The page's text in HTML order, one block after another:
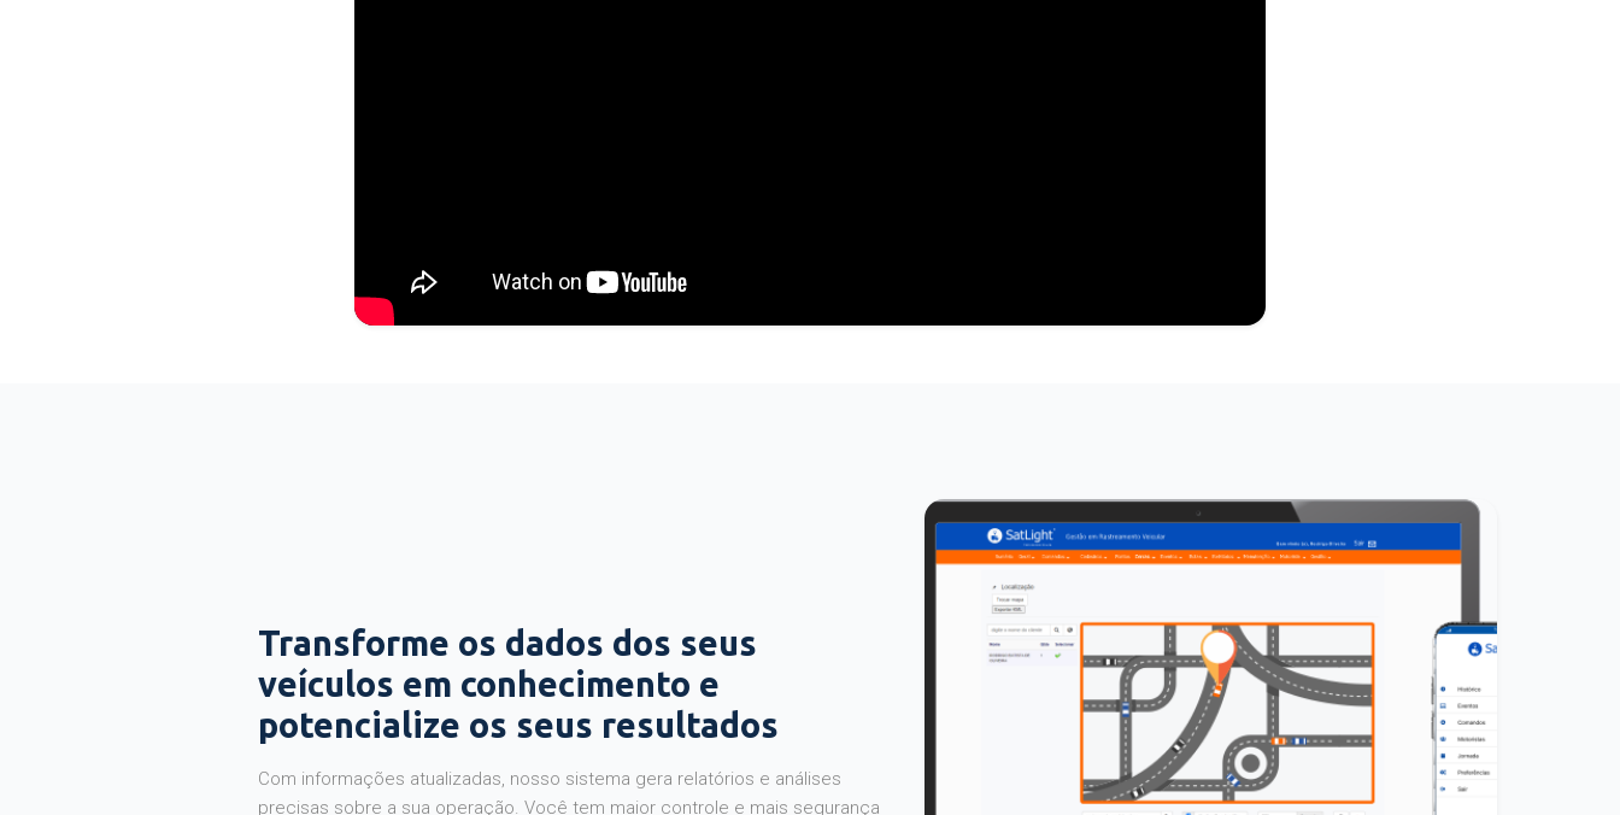
Transforme os dados dos seus
veículos em conhecimento e
potencialize os seus resultados
Com informações atualizadas, nosso sistema gera relatórios e análises
precisas sobre a sua operação. Você tem maior controle e mais segurança